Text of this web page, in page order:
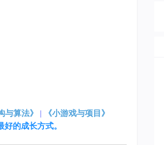
与算法》 | 《小游戏与项目》
的成长方式。